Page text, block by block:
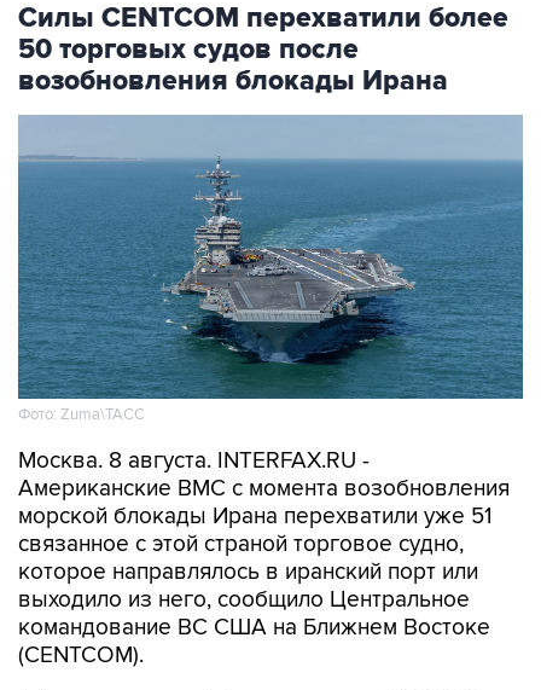
Силы CENTCOM перехватили более
50 торговых судов после
возобновления блокады Ирана
Фото: Zuma\ТАСС
Москва. 8 августа. INTERFAX.RU -
Американские ВМС с момента возобновления
морской блокады Ирана перехватили уже 51
связанное с этой страной торговое судно,
которое направлялось в иранский порт или
выходило из него, сообщило Центральное
командование ВС США на Ближнем Востоке
(CENTCOM).